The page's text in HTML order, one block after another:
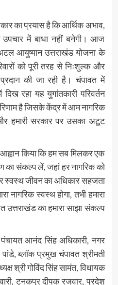
का प्रयास है कि आर्थिक अभाव,
उपचार में बाधा नहीं बनेगी। आज
आयुष्मान उत्तराखंड योजना के
को पूरी तरह से निःशुल्क और
की जा रही है। चंपावत में
रहा यह युगांतकारी परिवर्तन
है जिसके केंद्र में आम नागरिक
हमारी सरकार पर उसका अटूट
किया कि हम सब मिलकर एक
का संकल्प लें, जहां हर नागरिक को
स्वस्थ जीवन का अधिकार सहजता
नागरिक स्वस्थ होगा, तभी हमारा
उत्तराखंड का हमारा साझा संकल्प
आनंद सिंह अधिकारी, नगर
पांडे, ब्लॉक प्रमुख चंपावत श्रीमती
श्री गोविंद सिंह सामंत, विधायक
टनकपुर दीपक रजवार, प्रदेश